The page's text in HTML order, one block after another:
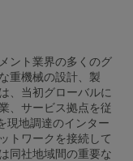
ント業界の多くのグ
重機械の設計、製
、当初グローバルに
、サービス拠点を従
現地調達のインター
トワークを接続して
同社地域間の重要な